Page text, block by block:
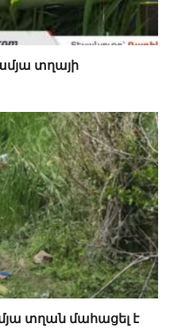
տղայի
տղան մահացել է